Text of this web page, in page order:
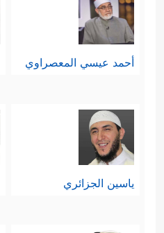
أحمد عيسي المعصراوي
ياسين الجزائري